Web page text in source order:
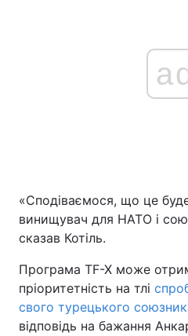
«Сподіваємося, що це
винищувач для НАТО і
сказав Котіль.
Програма TF-X може
пріоритетність на тлі
свого турецького
відповідь на бажання